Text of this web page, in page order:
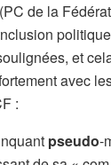
de la
et
avec
:
pseudo-